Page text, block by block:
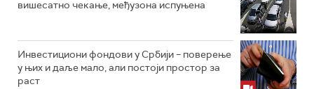
вишесатно чекање, међузона испуњена
Инвестициони фондови у Србији – поверење
у њих и даље мало, али постоји простор за
раст